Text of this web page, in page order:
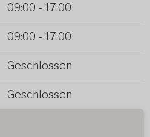
09:00 - 17:00
09:00 - 17:00
Geschlossen
Geschlossen